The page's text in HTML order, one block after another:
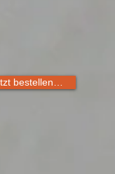
bestellen…